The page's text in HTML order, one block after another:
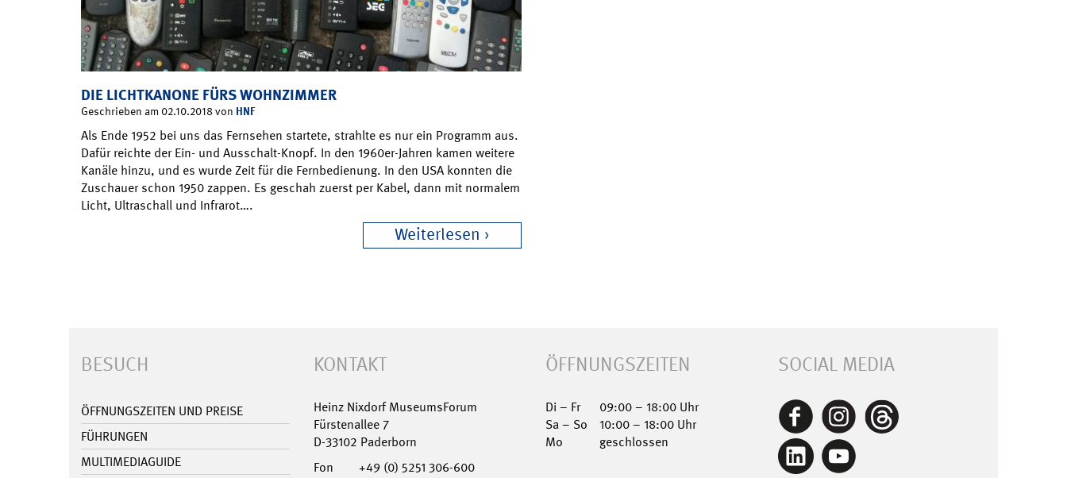
DIE LICHTKANONE FÜRS WOHNZIMMER
Geschrieben am 02.10.2018 von HNF
Als Ende 1952 bei uns das Fernsehen startete, strahlte es nur ein Programm aus.
Dafür reichte der Ein- und Ausschalt-Knopf. In den 1960er-Jahren kamen weitere
Kanäle hinzu, und es wurde Zeit für die Fernbedienung. In den USA konnten die
Zuschauer schon 1950 zappen. Es geschah zuerst per Kabel, dann mit normalem
Licht, Ultraschall und Infrarot….
Weiterlesen
BESUCH
ÖFFNUNGSZEITEN UND PREISE
FÜHRUNGEN
MULTIMEDIAGUIDE
KONTAKT
Heinz Nixdorf MuseumsForum
Fürstenallee 7
D-33102 Paderborn
Fon
+49 (0) 5251 306-600
ÖFFNUNGSZEITEN
Di – Fr
09:00 – 18:00 Uhr
Sa – So
10:00 – 18:00 Uhr
Mo
geschlossen
SOCIAL MEDIA